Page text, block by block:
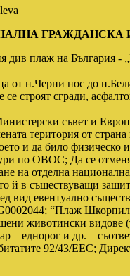
ГРАЖДАНСКА
плаж на България -
н.Черни нос до
се строят сгради,
съвет и
територия от
и да било физическо
по ОВОС; Да се
на отделна
й в съществуващи
евентуално
“Плаж
животински видове
– еднорог и др. –
92/43/ЕЕС;